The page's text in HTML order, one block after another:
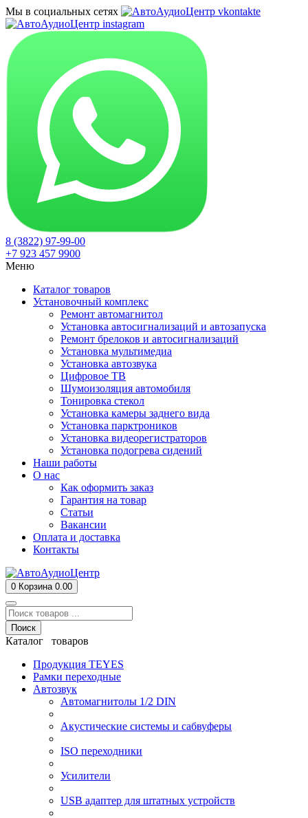
Мы в социальных сетях
8 (3822) 97-99-00
+7 923 457 9900
Меню
Каталог товаров
Установочный комплекс
Ремонт автомагнитол
Установка автосигнализаций и автозапуска
Ремонт брелоков и автосигнализаций
Установка мультимедиа
Установка автозвука
Цифровое ТВ
Шумоизоляция автомобиля
Тонировка стекол
Установка камеры заднего вида
Установка парктроников
Установка видеорегистраторов
Установка подогрева сидений
Наши работы
О нас
Как оформить заказ
Гарантия на товар
Статьи
Вакансии
Оплата и доставка
Контакты
0 Корзина 0.00
Поиск
Каталог товаров
Продукция TEYES
Рамки переходные
Автозвук
Автомагнитолы 1/2 DIN
Акустические системы и сабвуферы
ISO переходники
Усилители
USB адаптер для штатных устройств